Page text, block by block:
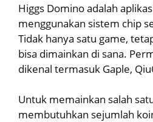
Higgs Domino adalah
menggunakan sistem chip
Tidak hanya satu game,
bisa dimainkan di sana.
dikenal termasuk Gaple,
Untuk memainkan salah
membutuhkan sejumlah